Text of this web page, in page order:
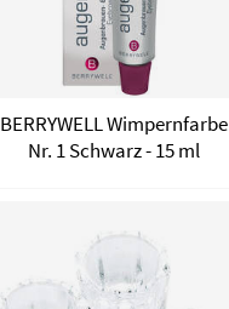
BERRYWELL Wimpernfarbe
Nr. 1 Schwarz - 15 ml